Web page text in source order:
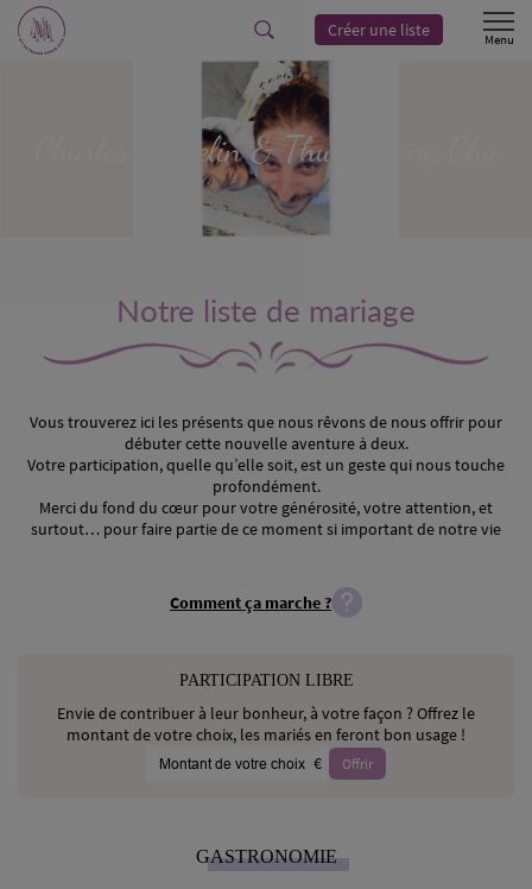
Créer une liste
Hamelin& Thuy Duong
Notre liste de mariage
Vous trouverez ici les présents que nous rêvons de nous offrir pour
débuter cette nouvelle aventure à deux.
Votre participation, quelle qu’elle soit, est un geste qui nous touche
profondément.
Merci du fond du cœur pour votre générosité, votre attention, et
surtout… pour faire partie de ce moment si important de notre vie
Comment ça marche ?
PARTICIPATION LIBRE
Envie de contribuer à leur bonheur, à votre façon ? Offrez le
montant de votre choix, les mariés en feront bon usage !
€
Offrir
GASTRONOMIE